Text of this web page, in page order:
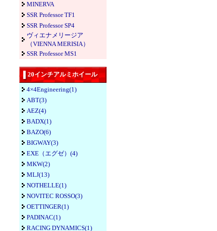
MINERVA
SSR Professor TF1
SSR Professor SP4
ヴィエナメリージア
（VIENNA MERISIA）
SSR Professor MS1
20インチアルミホイール
4×4Engineering(1)
ABT(3)
AEZ(4)
BADX(1)
BAZO(6)
BIGWAY(3)
EXE（エグゼ）(4)
MKW(2)
MLJ(13)
NOTHELLE(1)
NOVITEC ROSSO(3)
OETTINGER(1)
PADINAC(1)
RACING DYNAMICS(1)